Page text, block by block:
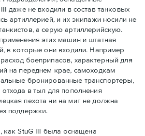
даже не входили в состав танковых
артиллерией, и их экипажи носили не
а серую артиллерийскую.
этих машин и штатная
в которые они входили. Например
боеприпасов, характерный для
на переднем крае, самоходкам
бронированные транспортеры,
в тыл для пополнения
пехота ни на миг не должна
поддержки.
как StuG III была оснащена